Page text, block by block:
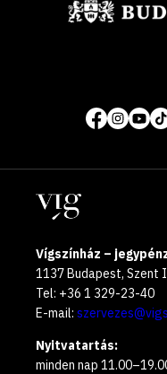
Közösségi
média
oldalak
Helyszínek
Vígszínház –
1137 Budapest, Szent
Tel: +36 1 329-23-40
E-mail:
Nyitvatartás:
minden nap